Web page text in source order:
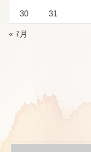
30 31
« 7月